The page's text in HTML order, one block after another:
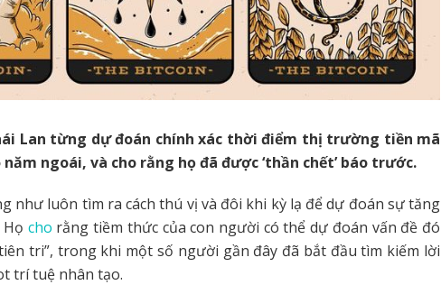
Lan từng dự đoán chính xác thời điểm thị trường tiền mã
năm ngoái, và cho rằng họ đã được ‘thần chết’ báo trước.
như luôn tìm ra cách thú vị và đôi khi kỳ lạ để dự đoán sự tăng
cho rằng tiềm thức của con người có thể dự đoán vấn đề đó
tri”, trong khi một số người gần đây đã bắt đầu tìm kiếm lời
trí tuệ nhân tạo.